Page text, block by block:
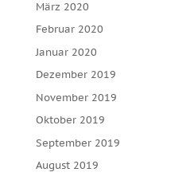
März 2020
Februar 2020
Januar 2020
Dezember 2019
November 2019
Oktober 2019
September 2019
August 2019